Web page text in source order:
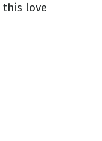
this love